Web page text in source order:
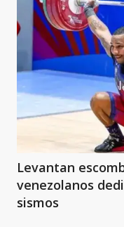
Levantan
venezolanos
sismos